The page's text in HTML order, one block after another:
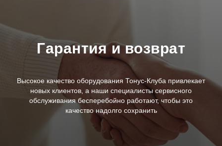
Гарантия и возврат
Высокое качество оборудования Тонус-Клуба привлекает
новых клиентов, а наши специалисты сервисного
обслуживания бесперебойно работают, чтобы это
качество надолго сохранить